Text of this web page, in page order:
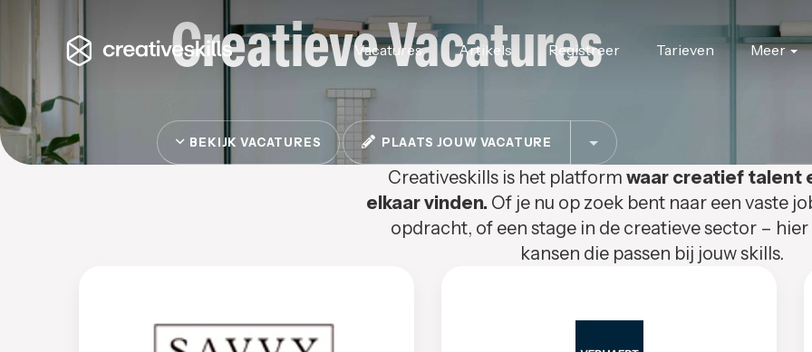
Vacatures Artikels Registreer Tarieven Meer
Creatieve Vacatures
BEKIJK VACATURES PLAATS JOUW VACATURE
Creativeskills is het platform waar creatief talent
elkaar vinden. Of je nu op zoek bent naar een vaste
opdracht, of een stage in de creatieve sector –
kansen die passen bij jouw skills.